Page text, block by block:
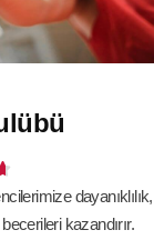
dayanıklılık,
kazandırır.